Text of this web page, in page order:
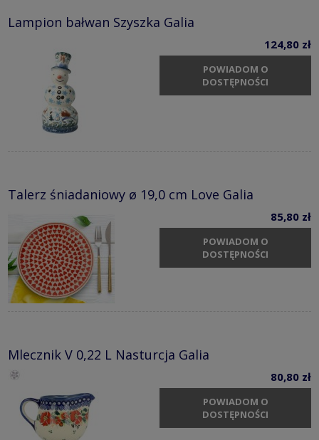
Lampion bałwan Szyszka Galia
124,80 zł
POWIADOM O
DOSTĘPNOŚCI
Talerz śniadaniowy ø 19,0 cm Love Galia
85,80 zł
POWIADOM O
DOSTĘPNOŚCI
Mlecznik V 0,22 L Nasturcja Galia
80,80 zł
POWIADOM O
DOSTĘPNOŚCI